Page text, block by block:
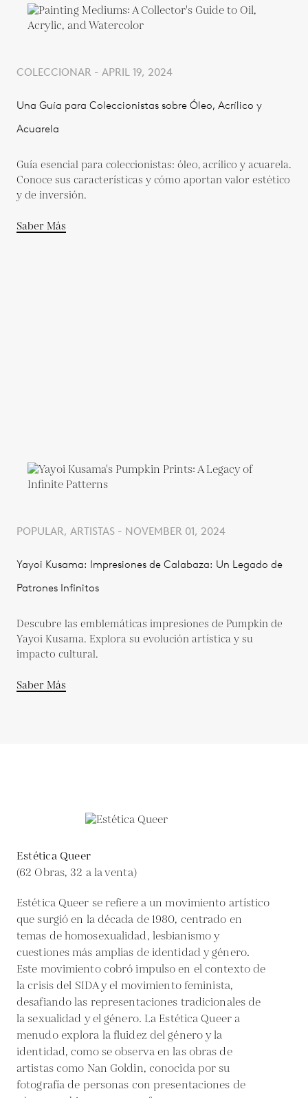
COLECCIONAR - APRIL 19, 2024
Una Guía para Coleccionistas sobre Óleo, Acrílico y
Acuarela
Guía esencial para coleccionistas: óleo, acrílico y acuarela.
Conoce sus características y cómo aportan valor estético
y de inversión.
Saber Más
POPULAR, ARTISTAS - NOVEMBER 01, 2024
Yayoi Kusama: Impresiones de Calabaza: Un Legado de
Patrones Infinitos
Descubre las emblemáticas impresiones de Pumpkin de
Yayoi Kusama. Explora su evolución artística y su
impacto cultural.
Saber Más
Estética Queer
(62 Obras, 32 a la venta)
Estética Queer se refiere a un movimiento artístico
que surgió en la década de 1980, centrado en
temas de homosexualidad, lesbianismo y
cuestiones más amplias de identidad y género.
Este movimiento cobró impulso en el contexto de
la crisis del SIDA y el movimiento feminista,
desafiando las representaciones tradicionales de
la sexualidad y el género. La Estética Queer a
menudo explora la fluidez del género y la
identidad, como se observa en las obras de
artistas como Nan Goldin, conocida por su
fotografía de personas con presentaciones de